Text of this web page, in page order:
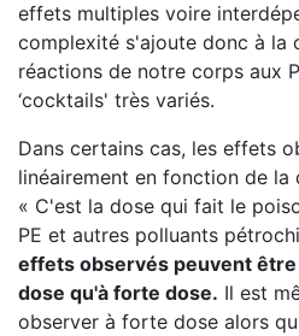
effets multiples voire
complexité s'ajoute donc à la
réactions de notre corps aux
‘cocktails' très variés.
Dans certains cas, les effets
linéairement en fonction de la
« C'est la dose qui fait le
PE et autres polluants
effets observés peuvent être
dose qu'à forte dose. Il est
observer à forte dose alors